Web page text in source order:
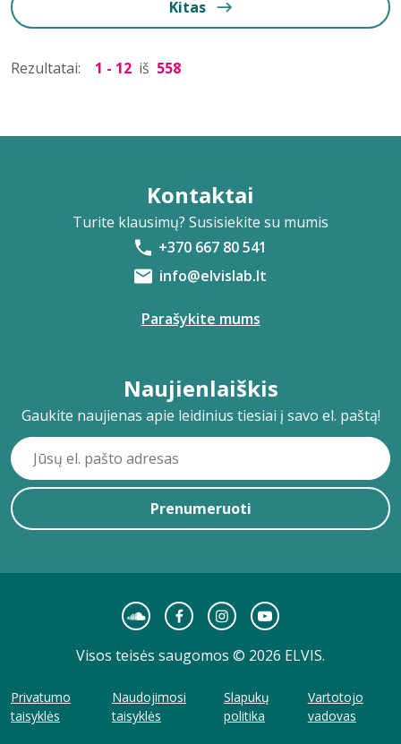
Kitas
Rezultatai: 1 - 12 iš 558
Kontaktai
Turite klausimų? Susisiekite su mumis
+370 667 80 541
info@elvislab.lt
Parašykite mums
Naujienlaiškis
Gaukite naujienas apie leidinius tiesiai į savo el. paštą!
Prenumeruoti
Visos teisės saugomos © 2026 ELVIS.
Privatumo
taisyklės
Naudojimosi
taisyklės
Slapukų
politika
Vartotojo
vadovas